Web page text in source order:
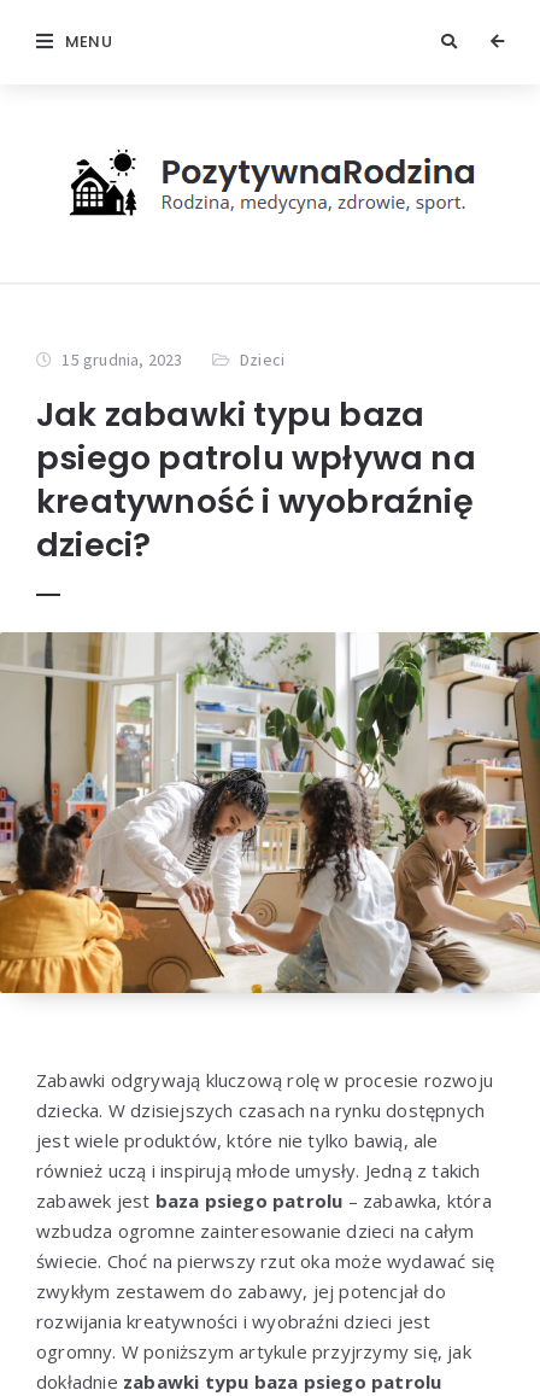
MENU
15 grudnia, 2023 Dzieci
Jak zabawki typu baza
psiego patrolu wpływa na
kreatywność i wyobraźnię
dzieci?
Zabawki odgrywają kluczową rolę w procesie rozwoju
dziecka. W dzisiejszych czasach na rynku dostępnych
jest wiele produktów, które nie tylko bawią, ale
również uczą i inspirują młode umysły. Jedną z takich
zabawek jest baza psiego patrolu – zabawka, która
wzbudza ogromne zainteresowanie dzieci na całym
świecie. Choć na pierwszy rzut oka może wydawać się
zwykłym zestawem do zabawy, jej potencjał do
rozwijania kreatywności i wyobraźni dzieci jest
ogromny. W poniższym artykule przyjrzymy się, jak
dokładnie zabawki typu baza psiego patrolu